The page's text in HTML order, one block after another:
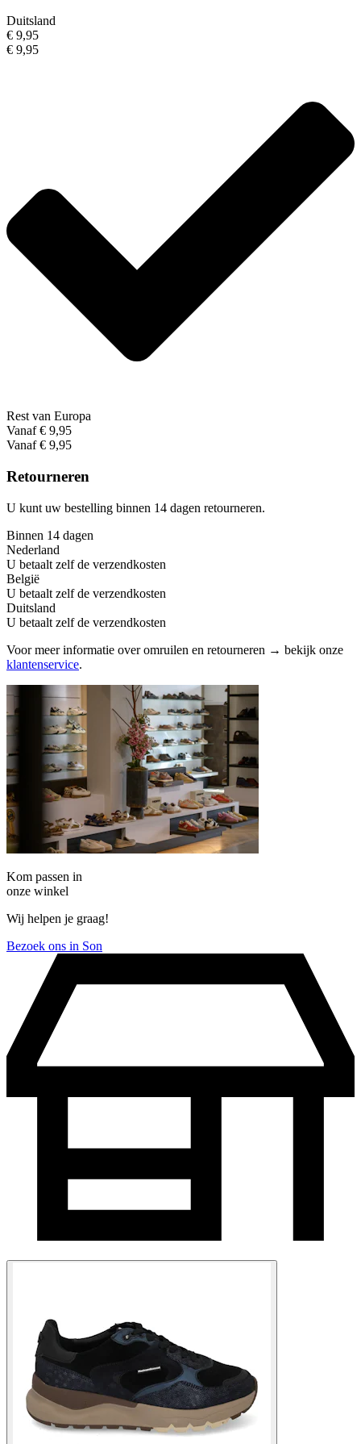
Duitsland
€ 9,95
€ 9,95
Rest van Europa
Vanaf € 9,95
Vanaf € 9,95
Retourneren
U kunt uw bestelling binnen 14 dagen retourneren.
Binnen 14 dagen
Nederland
U betaalt zelf de verzendkosten
België
U betaalt zelf de verzendkosten
Duitsland
U betaalt zelf de verzendkosten
Voor meer informatie over omruilen en retourneren → bekijk onze
klantenservice.
Kom passen in
onze winkel
Wij helpen je graag!
Bezoek ons in Son